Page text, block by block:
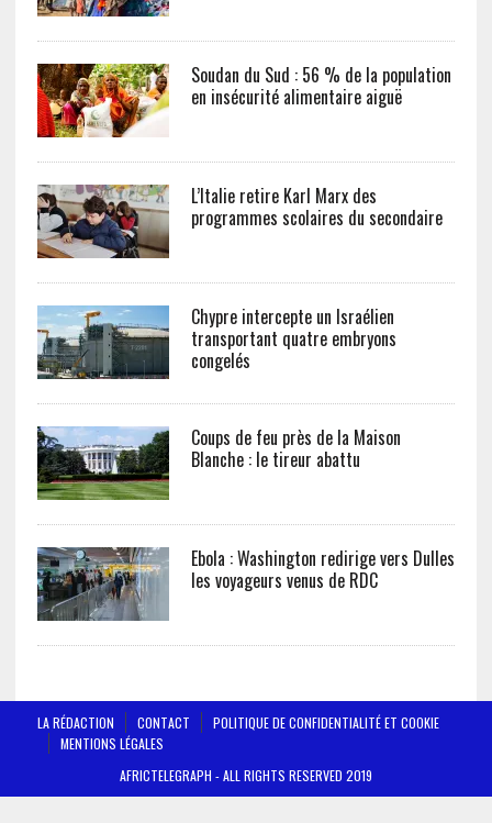
Soudan du Sud : 56 % de la population
en insécurité alimentaire aiguë
L’Italie retire Karl Marx des
programmes scolaires du secondaire
Chypre intercepte un Israélien
transportant quatre embryons
congelés
Coups de feu près de la Maison
Blanche : le tireur abattu
Ebola : Washington redirige vers Dulles
les voyageurs venus de RDC
LA RÉDACTION CONTACT
POLITIQUE DE CONFIDENTIALITÉ ET COOKIE
MENTIONS LÉGALES
AFRICTELEGRAPH - ALL RIGHTS RESERVED 2019